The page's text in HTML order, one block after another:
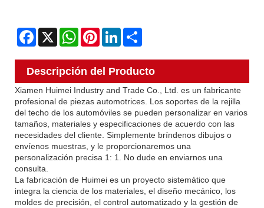
Facebook
X WhatsAppPinterestLinkedIn
Descripción del Producto
Xiamen Huimei Industry and Trade Co., Ltd. es un fabricante
profesional de piezas automotrices. Los soportes de la rejilla
del techo de los automóviles se pueden personalizar en varios
tamaños, materiales y especificaciones de acuerdo con las
necesidades del cliente. Simplemente bríndenos dibujos o
envíenos muestras, y le proporcionaremos una
personalización precisa 1: 1. No dude en enviarnos una
consulta.
La fabricación de Huimei es un proyecto sistemático que
integra la ciencia de los materiales, el diseño mecánico, los
moldes de precisión, el control automatizado y la gestión de